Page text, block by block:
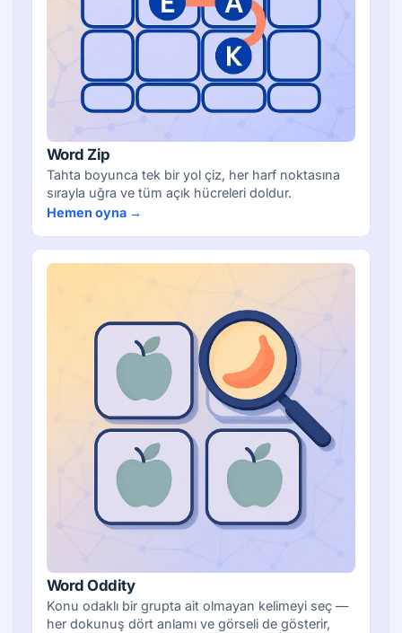
Word Zip
Tahta boyunca tek bir yol çiz, her harf noktasına
sırayla uğra ve tüm açık hücreleri doldur.
Hemen oyna →
Word Oddity
Konu odaklı bir grupta ait olmayan kelimeyi seç —
her dokunuş dört anlamı ve görseli de gösterir,